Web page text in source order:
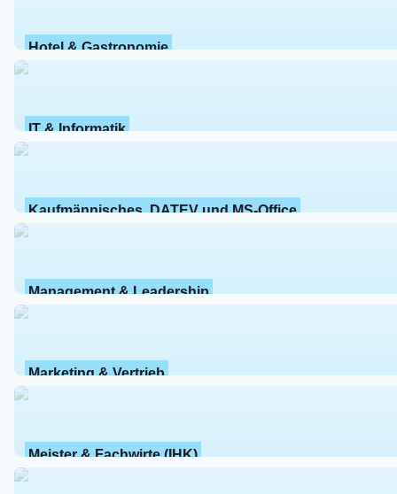
Hotel & Gastronomie
IT & Informatik
Kaufmännisches, DATEV und MS-Office
Management & Leadership
Marketing & Vertrieb
Meister & Fachwirte (IHK)